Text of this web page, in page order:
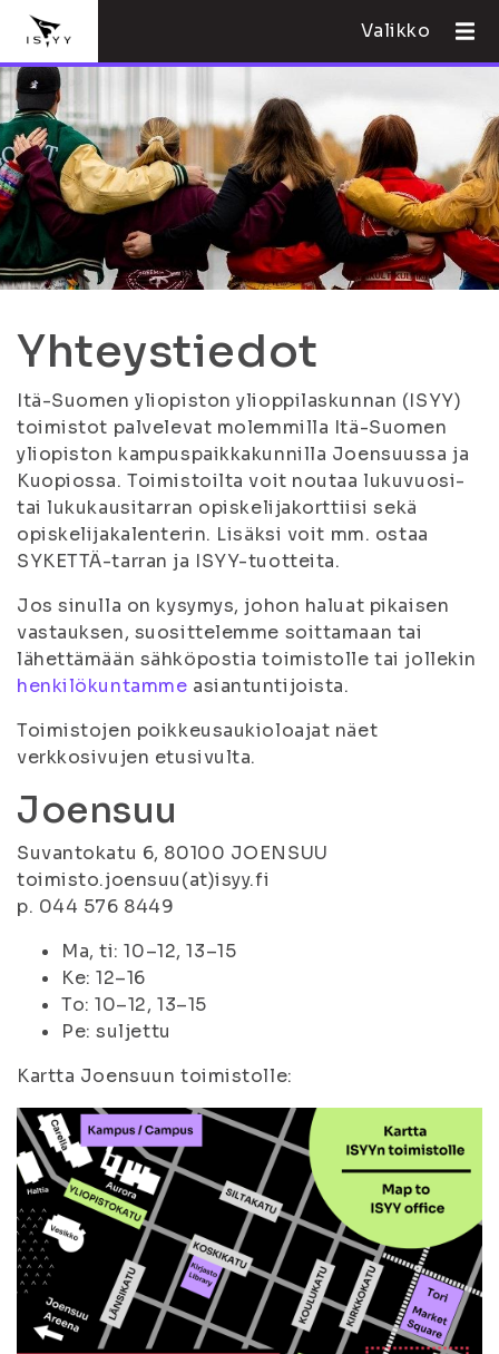
Valikko
Yhteystiedot
Itä-Suomen yliopiston ylioppilaskunnan (ISYY)
toimistot palvelevat molemmilla Itä-Suomen
yliopiston kampuspaikkakunnilla Joensuussa ja
Kuopiossa. Toimistoilta voit noutaa lukuvuosi-
tai lukukausitarran opiskelijakorttiisi sekä
opiskelijakalenterin. Lisäksi voit mm. ostaa
SYKETTÄ-tarran ja ISYY-tuotteita.
Jos sinulla on kysymys, johon haluat pikaisen
vastauksen, suosittelemme soittamaan tai
lähettämään sähköpostia toimistolle tai jollekin
henkilökuntamme asiantuntijoista.
Toimistojen poikkeusaukioloajat näet
verkkosivujen etusivulta.
Joensuu
Suvantokatu 6, 80100 JOENSUU
toimisto.joensuu(at)isyy.fi
p. 044 576 8449
Ma, ti: 10–12, 13–15
Ke: 12–16
To: 10–12, 13–15
Pe: suljettu
Kartta Joensuun toimistolle: